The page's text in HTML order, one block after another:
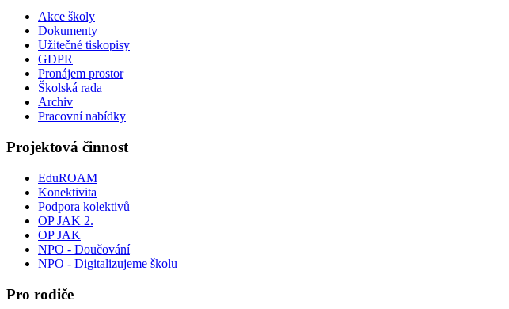
Akce školy
Dokumenty
Užitečné tiskopisy
GDPR
Pronájem prostor
Školská rada
Archiv
Pracovní nabídky
Projektová činnost
EduROAM
Konektivita
Podpora kolektivů
OP JAK 2.
OP JAK
NPO - Doučování
NPO - Digitalizujeme školu
Pro rodiče